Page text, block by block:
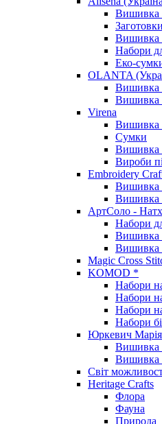
Вишивка
Вишивка
Набори
Еко-
OLANTA
Вишивка
Вишивка
Virena
Вишивка
Сумки
Вишивка
Вироби
Embroidery
Вишивка
Вишивка
АртСоло -
Набори
Вишивка
Вишивка
Magic Cross
KOMOD *
Набори
Набори
Набори
Набори
Юркевич Марія
Вишивка
Вишивка
Світ
Heritage Crafts
Флора
Фауна
Природа